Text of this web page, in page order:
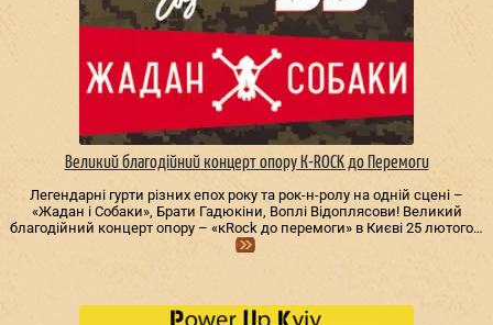
Великий благодійний концерт опору К-ROCK до Перемоги
Легендарні гурти різних епох року та рок-н-ролу на одній сцені –
«Жадан і Собаки», Брати Гадюкіни, Воплі Відоплясови! Великий
благодійний концерт опору – «кRock до перемоги» в Києві 25 лютого…